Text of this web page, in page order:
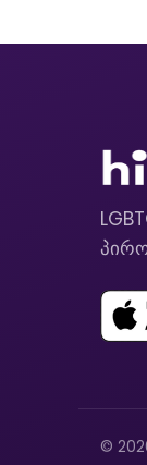
©